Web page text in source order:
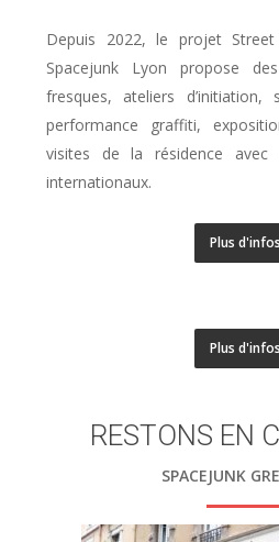
Depuis 2022, le projet
Spacejunk Lyon propose
fresques, ateliers d’initiation,
performance graffiti,
visites de la résidence avec
internationaux.
Plus d'infos
Plus d'infos
RESTONS EN
SPACEJUNK